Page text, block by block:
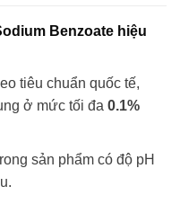
Benzoate hiệu
tiêu chuẩn quốc tế,
ở mức tối đa 0.1%
sản phẩm có độ pH